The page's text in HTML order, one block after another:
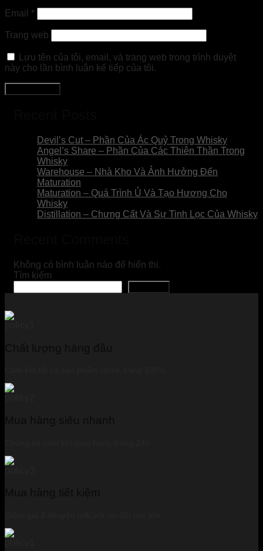
Email *
Trang web
Lưu tên của tôi, email, và trang web trong trình duyệt
này cho lần bình luận kế tiếp của tôi.
Devil’s Cut – Phần Của Ác Quỷ Trong Whisky
Angel’s Share – Phần Của Các Thiên Thần Trong
Whisky
Warehouse – Nhà Kho Và Ảnh Hưởng Đến
Maturation
Maturation – Quá Trình Ủ Và Tạo Hương Cho
Whisky
Distillation – Chưng Cất Và Sự Tinh Lọc Của Whisky
Không có bình luận nào để hiển thị.
Tìm kiếm